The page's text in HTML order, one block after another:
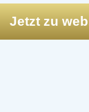
Jetzt zu